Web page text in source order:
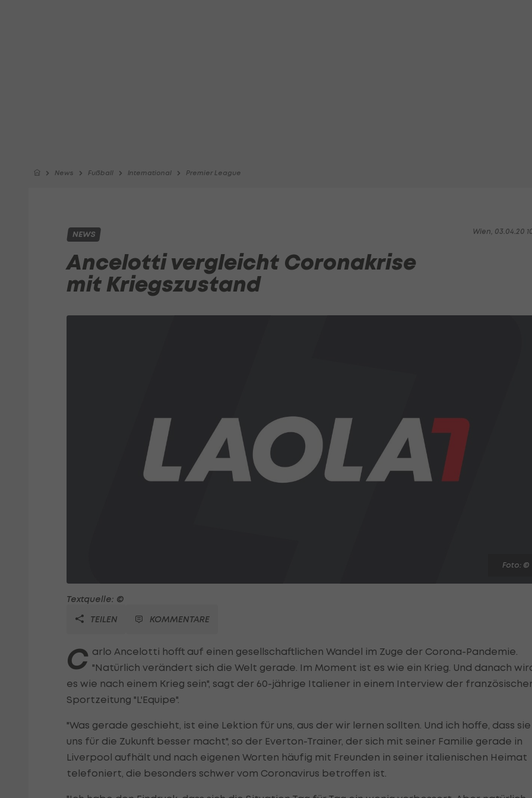
News Fußball International Premier League
Wien, 03.04.20
NEWS
Ancelotti vergleicht Coronakrise
mit Kriegszustand
Foto: ©
Textquelle: ©
TEILEN
KOMMENTARE
C arlo Ancelotti hofft auf einen gesellschaftlichen Wandel im Zuge der Corona-Pandemie.
"Natürlich verändert sich die Welt gerade. Im Moment ist es wie ein Krieg. Und danach
es wie nach einem Krieg sein", sagt der 60-jährige Italiener in einem Interview der
Sportzeitung "L'Equipe".
"Was gerade geschieht, ist eine Lektion für uns, aus der wir lernen sollten. Und ich hoffe, dass sie
uns für die Zukunft besser macht", so der Everton-Trainer, der sich mit seiner Familie gerade in
Liverpool aufhält und nach eigenen Worten häufig mit Freunden in seiner italienischen Heimat
telefoniert, die besonders schwer vom Coronavirus betroffen ist.